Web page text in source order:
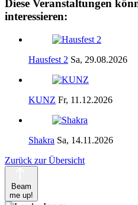
Diese Veranstaltungen
interessieren:
Hausfest 2 Sa, 29.08.2026
KUNZ Fr, 11.12.2026
Shakra Sa, 14.11.2026
Zurück zur Übersicht
Beam
me up!